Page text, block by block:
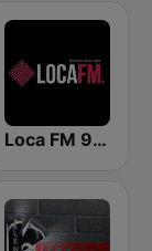
Loca FM 90's